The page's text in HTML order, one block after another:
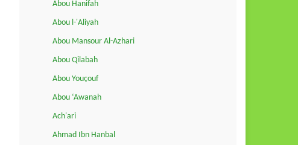
Abou Hanifah
Abou l-'Aliyah
Abou Mansour Al-Azhari
Abou Qilabah
Abou Youçouf
Abou ‘Awanah
Ach'ari
Ahmad Ibn Hanbal